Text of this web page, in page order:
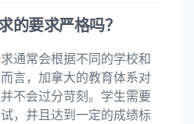
的要求严格吗？
通常会根据不同的学校和
言，加拿大的教育体系对
不会过分苛刻。学生需要
，并且达到一定的成绩标